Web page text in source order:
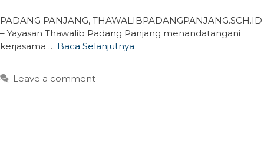
PADANG PANJANG, THAWALIBPADANGPANJANG.SCH.ID
– Yayasan Thawalib Padang Panjang menandatangani
kerjasama … Baca Selanjutnya
Leave a comment